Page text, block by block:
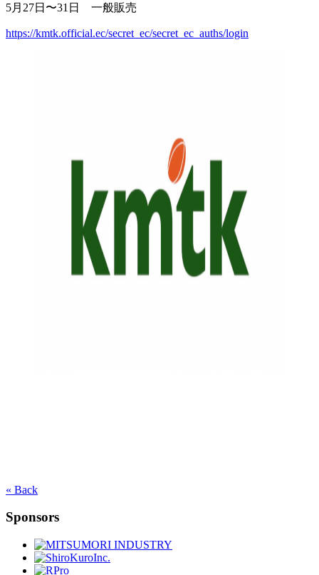
5月27日〜31日 一般販売
https://kmtk.official.ec/secret_ec/secret_ec_auths/login
« Back
Sponsors